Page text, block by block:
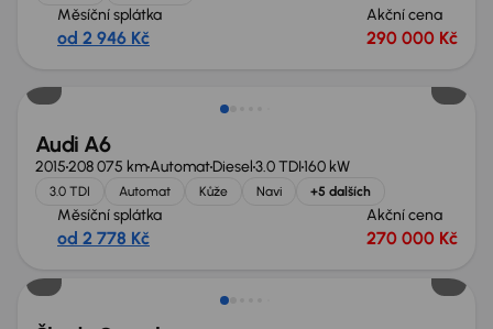
Měsíční splátka
od 2 946 Kč
Akční cena
290 000 Kč
Audi A6
2015208 075 kmAutomatDiesel3.0 TDI160 kW
3.0 TDI Automat Kůže Navi +5 dalších
Měsíční splátka
od 2 778 Kč
Akční cena
270 000 Kč